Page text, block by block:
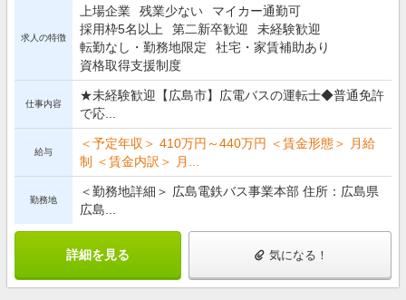
求人の特徴
上場企業 残業少ない
マイカー通勤可
採用枠5名以上
第二新卒歓迎
未経験歓迎
転勤なし・勤務地限定
社宅・家賃補助あり
資格取得支援制度
仕事内容
★未経験歓迎【広島市】広電バスの運転士◆普通免許
で応...
給与
＜予定年収＞ 410万円～440万円 ＜賃金形態＞ 月給
制 ＜賃金内訳＞ 月...
勤務地
＜勤務地詳細＞ 広島電鉄バス事業本部 住所：広島県
広島...
詳細を見る 気になる！